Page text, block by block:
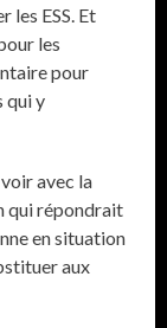
les ESS. Et
les
pour
qui y
avec la
qui répondrait
en situation
aux